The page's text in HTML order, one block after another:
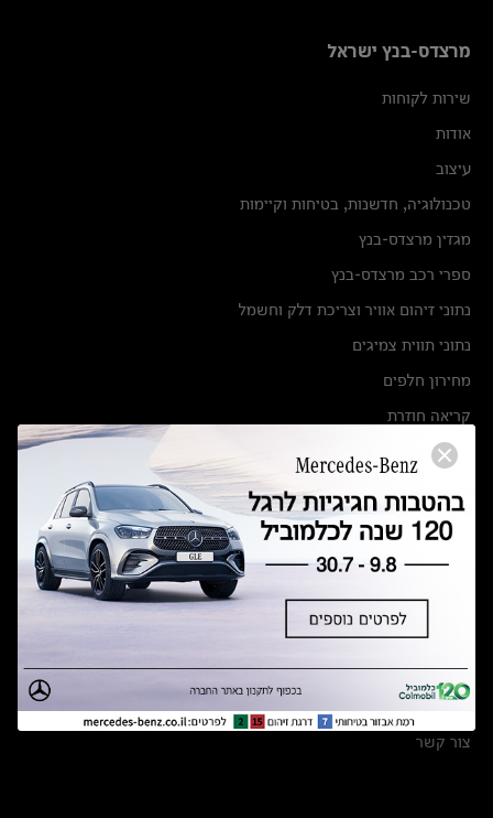
מרצדס-בנץ ישראל
שירות לקוחות
אודות
עיצוב
טכנולוגיה, חדשנות, בטיחות וקיימות
מגזין מרצדס-בנץ
ספרי רכב מרצדס-בנץ
נתוני זיהום אוויר וצריכת דלק וחשמל
נתוני תווית צמיגים
מחירון חלפים
קריאה חוזרת
הודעה על הטבות לרכבי מרצדס בהסדר פשרה בתצ 56447-02-19
תקנון ימי מכירות 120 לכלמוביל
מצאו אותנו
אולמות תצוגה
מרכזי שירות
צור קשר